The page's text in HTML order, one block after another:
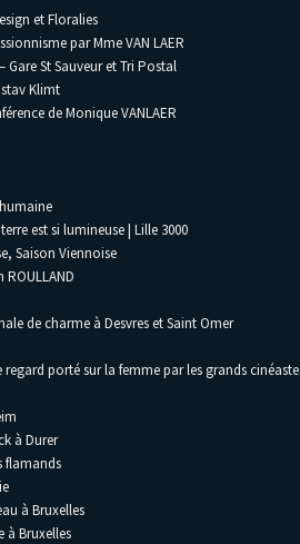
et Floralies
par Mme VAN LAER
Gare St Sauveur et Tri Postal
Klimt
de Monique VANLAER
est si lumineuse | Lille 3000
Saison Viennoise
de charme à Desvres et Saint Omer
regard porté sur la femme par les grands
à Durer
flamands
à Bruxelles
à Bruxelles